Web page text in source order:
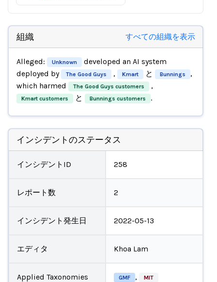
組織 すべての組織を表示
Alleged: Unknown
developed an AI system
deployed by
The Good Guys , Kmart と Bunnings
,
which harmed
The Good Guys customers ,
Kmart customers と Bunnings customers .
インシデントのステータス
インシデントID 258
レポート数 2
インシデント発生日 2022-05-13
エディタ Khoa Lam
Applied Taxonomies GMF , MIT